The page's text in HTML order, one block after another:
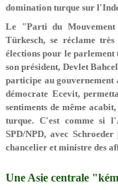
domination turque sur
Le "Parti du
Türkesch, se réclame
élections pour le parlement
son président, Devlet
participe au gouvernement
démocrate Ecevit,
sentiments de même
turque. C'est comme si
SPD/NPD, avec
chancelier et ministre des
Une Asie centrale